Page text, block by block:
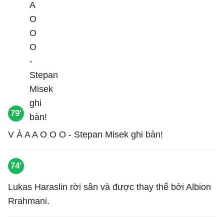
79'
V À A A O O O - Stepan Misek ghi bàn!
74'
Lukas Haraslin rời sân và được thay thế bởi Albion
Rrahmani.